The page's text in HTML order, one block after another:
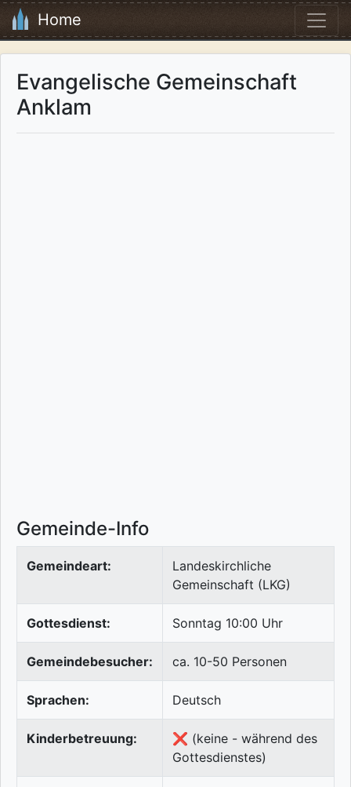
Home
Evangelische Gemeinschaft
Anklam
Gemeinde-Info
Gemeindeart:
Landeskirchliche
Gemeinschaft (LKG)
Gottesdienst: Sonntag 10:00 Uhr
Gemeindebesucher: ca. 10-50 Personen
Sprachen: Deutsch
Kinderbetreuung:
❌ (keine - während des
Gottesdienstes)